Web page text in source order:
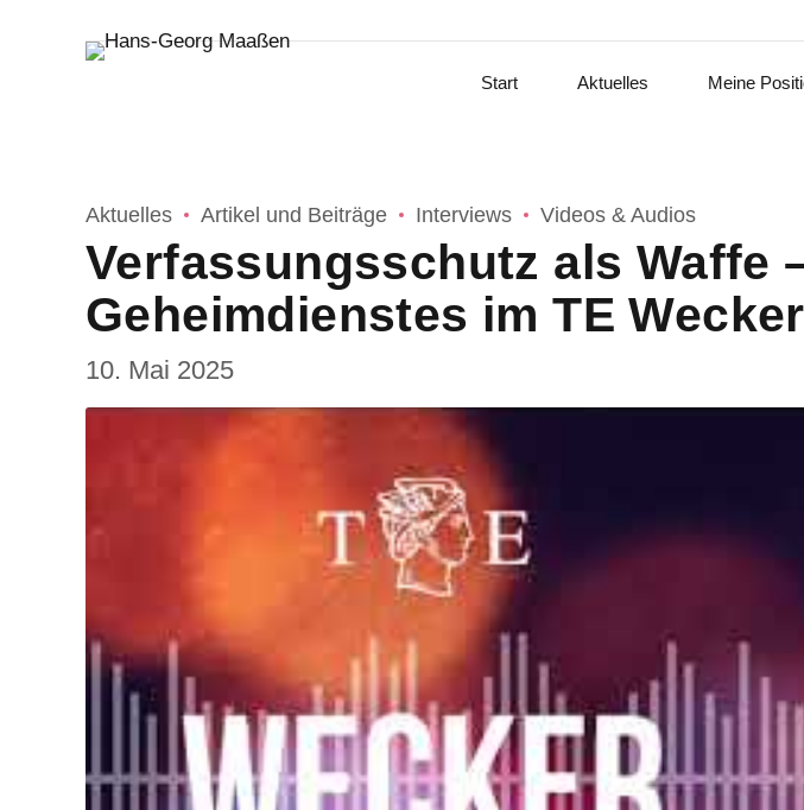
Start Aktuelles Meine
Aktuelles Artikel und Beiträge Interviews Videos & Audios
Verfassungsschutz als Waffe
Geheimdienstes im TE
10. Mai 2025